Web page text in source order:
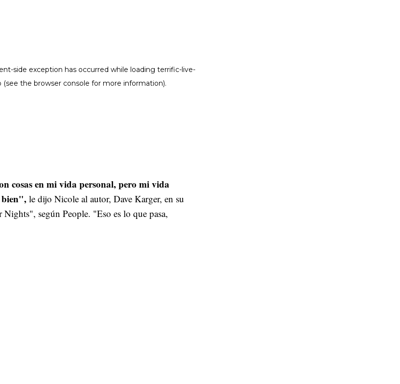
cosas en mi vida personal, pero mi vida
bien",le dijo Nicole al autor, Dave Karger, en su
según People. "Eso es lo que pasa,